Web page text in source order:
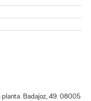
planta. Badajoz, 49. 08005